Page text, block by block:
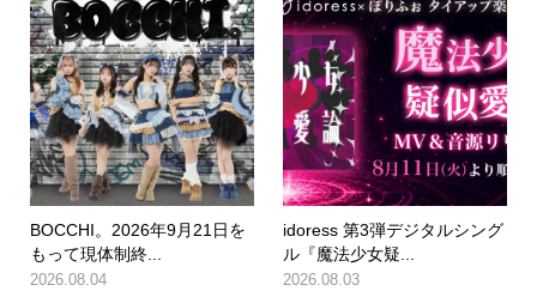
BOCCHI。2026年9月21日を
もって現体制終...
2026.08.04
idoress 第3弾デジタルシング
ル『魔法少女疑...
2026.08.03